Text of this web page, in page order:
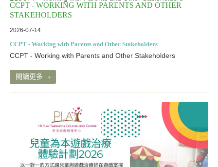
CCPT - WORKING WITH PARENTS AND OTHER
STAKEHOLDERS
2026-07-14
CCPT - Working with Parents and Other Stakeholders
CCPT - Working with Parents and Other Stakeholders
閱讀更多